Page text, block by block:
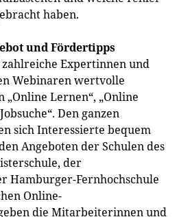
haben.
und Fördertipps
Expertinnen und
Webinaren wertvolle
„Online Lernen“, „Online
Den ganzen
sich Interessierte bequem
Angeboten der Schulen des
der
Hamburger-Fernhochschule
Online-
die Mitarbeiterinnen und